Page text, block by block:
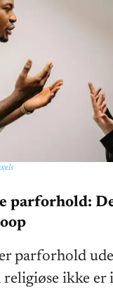
parforhold:
parforhold
ikke er